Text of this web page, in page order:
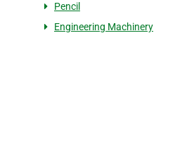
Pencil
Engineering Machinery